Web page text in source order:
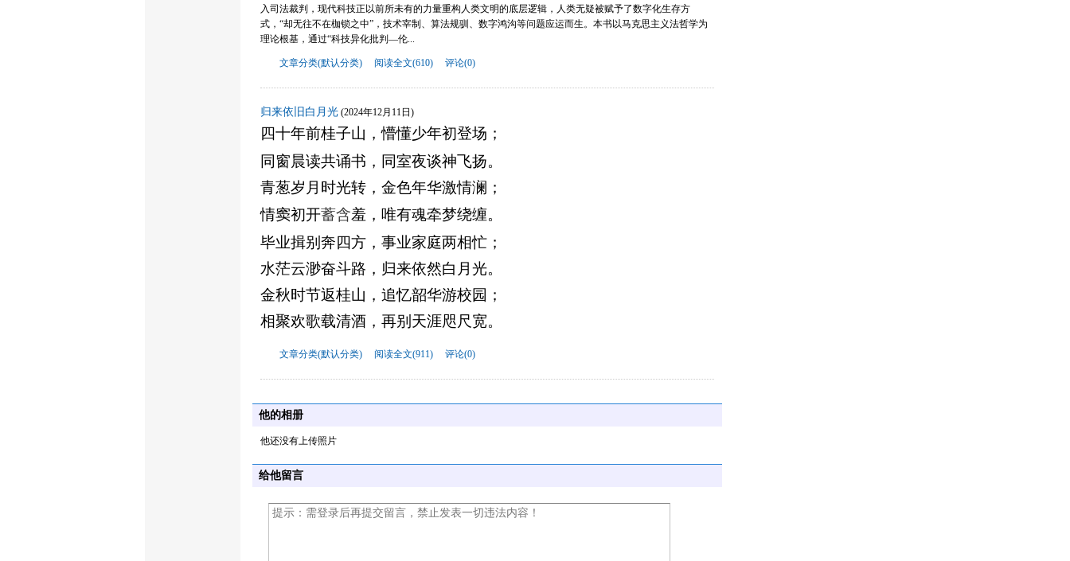
入司法裁判，现代科技正以前所未有的力量重构人类文明的底层逻辑 ， 人类无疑被赋予了数字化生存方
式， “却无往不在枷锁之中”，技术宰制、算法规驯、数字鸿沟等问题应运而生 。 本书以马克思主义法哲学为
理论根基，通过“科技异化批判—伦...
文章分类(默认分类) 阅读全文(610) 评论(0)
归来依旧白月光 (2024年12月11日)
四十年前桂子山 ，懵懂少年初登场；
同窗晨读共诵书，同室夜谈神飞扬。
青葱岁月时光转，金色年华激情澜；
情窦初开蓄含羞，唯有魂牵梦绕缠。
毕业揖别奔四方，事业家庭两相忙；
水茫云渺奋斗路，归来依然白月光。
金秋时节返桂山，追忆韶华游校园；
相聚欢歌载清酒，再别天涯咫尺宽。
文章分类(默认分类) 阅读全文(911) 评论(0)
他的相册
他还没有上传照片
给他留言